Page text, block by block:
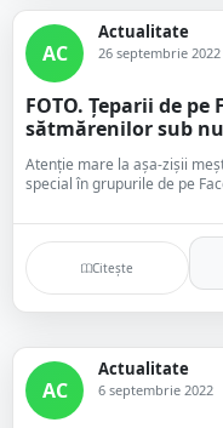
AC
Actualitate
26 septembrie 2022
FOTO. Țeparii de
sătmărenilor sub
Atenție mare la așa-zișii
special în grupurile de pe
Citește
AC
Actualitate
6 septembrie 2022